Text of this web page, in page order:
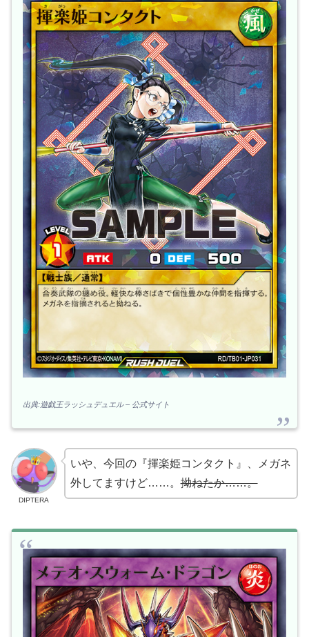
出典:遊戯王ラッシュデュエル – 公式サイト
DIPTERA
いや、今回の『揮楽姫コンタクト』、メガネ
外してますけど……。拗ねたか……。